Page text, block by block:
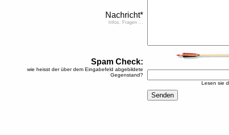
Nachricht*
Infos, Fragen ...
Spam Check:
wie heisst der über dem Eingabefeld abgebildete
Gegenstand?
Lesen sie